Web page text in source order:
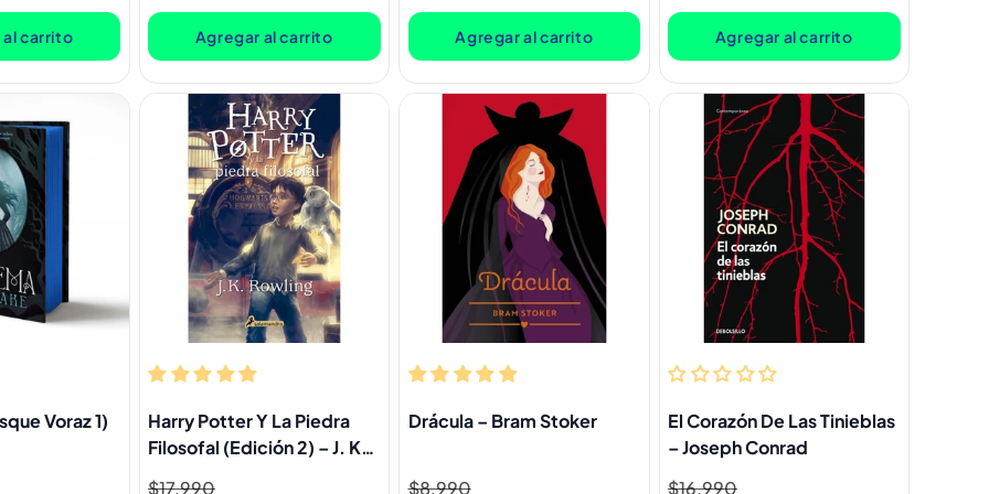
carrito
oferta
Agregar al carrito
oferta
Agregar al carrito
oferta
Agregar al carrito
Voraz 1)
Harry Potter Y La Piedra
Filosofal (Edición 2) – J. K.
Precio
$17.990
Precio
Drácula – Bram Stoker
Precio
$8.990
Precio
El Corazón De Las Tinieblas
– Joseph Conrad
Precio
$16.990
Precio